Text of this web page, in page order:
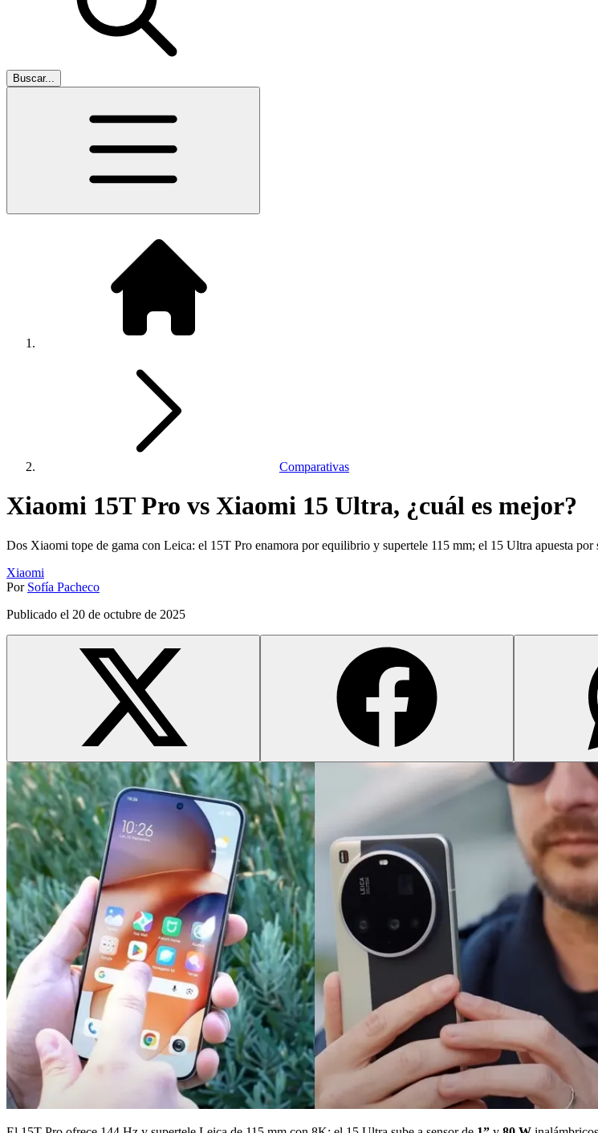
Buscar...
Comparativas
Xiaomi 15T Pro vs Xiaomi 15 Ultra, ¿cuál es mejor?
Dos Xiaomi tope de gama con Leica: el 15T Pro enamora por equilibrio y supertele 115 mm; el 15 Ultra apuesta por
Xiaomi
Por Sofía Pacheco
Publicado el 20 de octubre de 2025